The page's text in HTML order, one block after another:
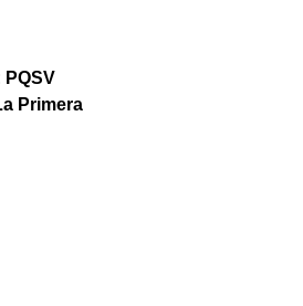
PQSV
Primera